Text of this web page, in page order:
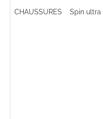
CHAUSSURES Spin ultra